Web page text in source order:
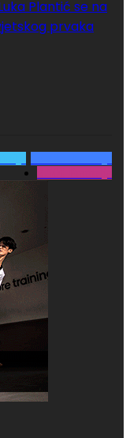
Plantić se na
prvaka